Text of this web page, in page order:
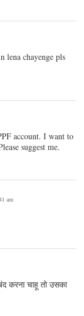
lena chayenge pls
account. I want to
suggest me.
am
करना चाहू तो उसका